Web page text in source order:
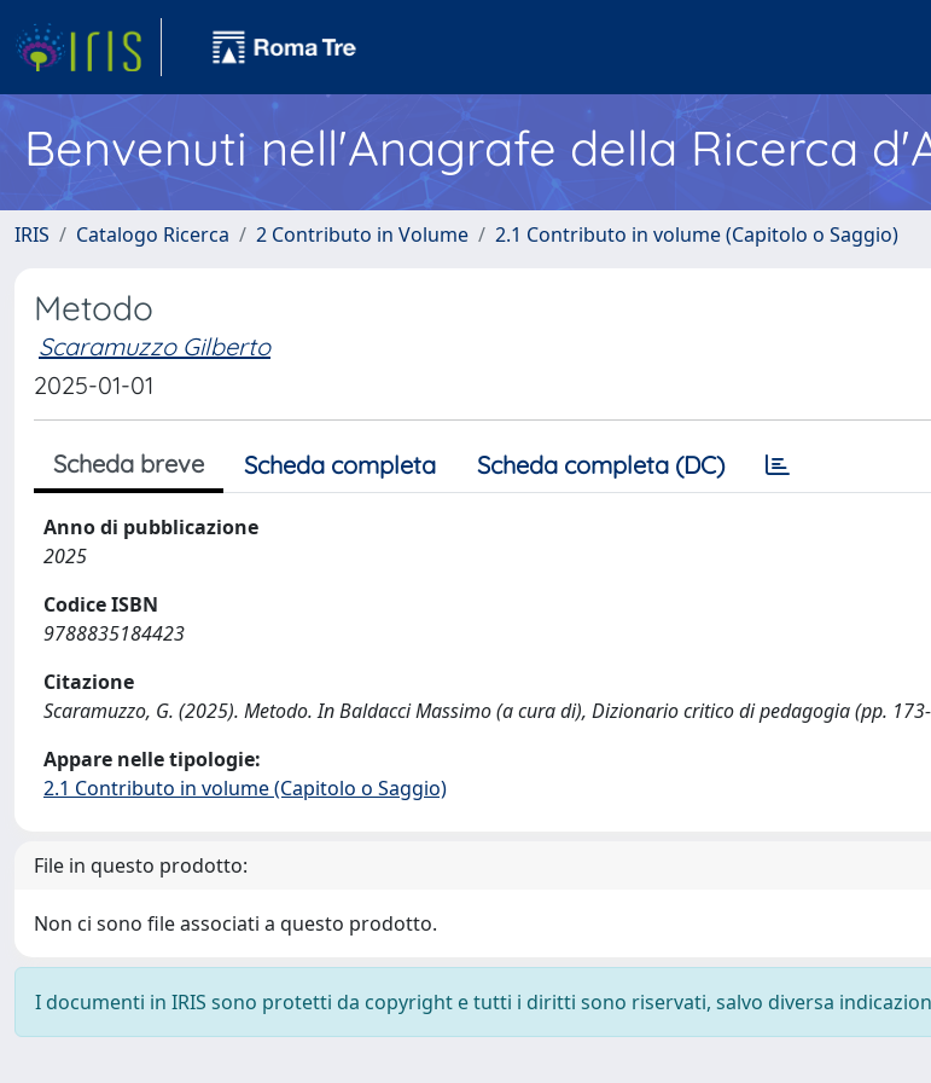
Benvenuti nell'Anagrafe della Ricerca
IRIS Catalogo Ricerca 2 Contributo in Volume 2.1 Contributo in volume (Capitolo o Saggio)
Metodo
Scaramuzzo Gilberto
2025-01-01
Scheda breve Scheda completa Scheda completa (DC)
Anno di pubblicazione
2025
Codice ISBN
9788835184423
Citazione
Scaramuzzo, G. (2025). Metodo. In Baldacci Massimo (a cura di), Dizionario critico di pedagogia (pp.
Appare nelle tipologie:
2.1 Contributo in volume (Capitolo o Saggio)
File in questo prodotto:
Non ci sono file associati a questo prodotto.
I documenti in IRIS sono protetti da copyright e tutti i diritti sono riservati, salvo diversa